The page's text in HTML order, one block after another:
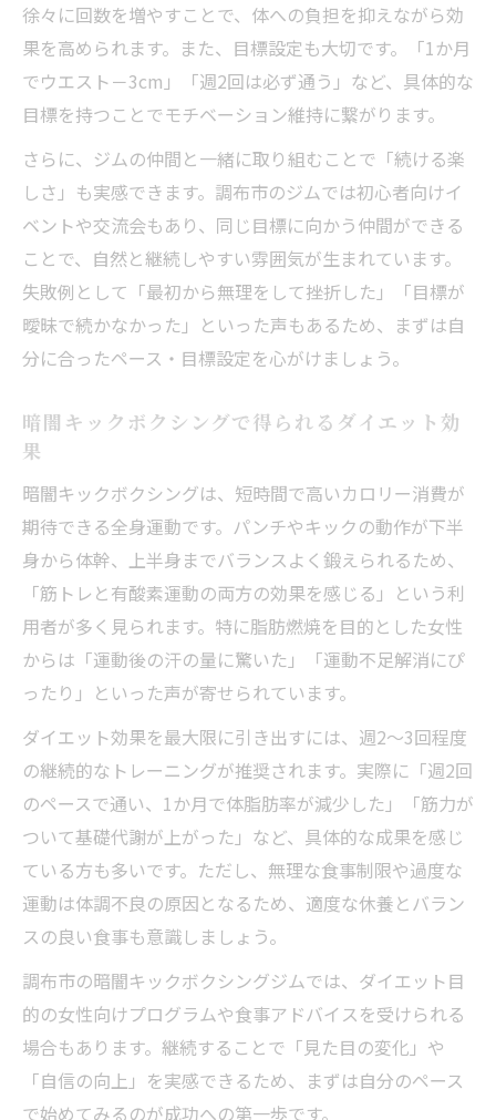
徐々に回数を増やすことで、体への負担を抑えながら効
果を高められます。また、目標設定も大切です。「1か月
でウエスト－3cm」「週2回は必ず通う」など、具体的な
目標を持つことでモチベーション維持に繋がります。
さらに、ジムの仲間と一緒に取り組むことで「続ける楽
しさ」も実感できます。調布市のジムでは初心者向けイ
ベントや交流会もあり、同じ目標に向かう仲間ができる
ことで、自然と継続しやすい雰囲気が生まれています。
失敗例として「最初から無理をして挫折した」「目標が
曖昧で続かなかった」といった声もあるため、まずは自
分に合ったペース・目標設定を心がけましょう。
暗闇キックボクシングで得られるダイエット効
果
暗闇キックボクシングは、短時間で高いカロリー消費が
期待できる全身運動です。パンチやキックの動作が下半
身から体幹、上半身までバランスよく鍛えられるため、
「筋トレと有酸素運動の両方の効果を感じる」という利
用者が多く見られます。特に脂肪燃焼を目的とした女性
からは「運動後の汗の量に驚いた」「運動不足解消にぴ
ったり」といった声が寄せられています。
ダイエット効果を最大限に引き出すには、週2～3回程度
の継続的なトレーニングが推奨されます。実際に「週2回
のペースで通い、1か月で体脂肪率が減少した」「筋力が
ついて基礎代謝が上がった」など、具体的な成果を感じ
ている方も多いです。ただし、無理な食事制限や過度な
運動は体調不良の原因となるため、適度な休養とバラン
スの良い食事も意識しましょう。
調布市の暗闇キックボクシングジムでは、ダイエット目
的の女性向けプログラムや食事アドバイスを受けられる
場合もあります。継続することで「見た目の変化」や
「自信の向上」を実感できるため、まずは自分のペース
で始めてみるのが成功への第一歩です。